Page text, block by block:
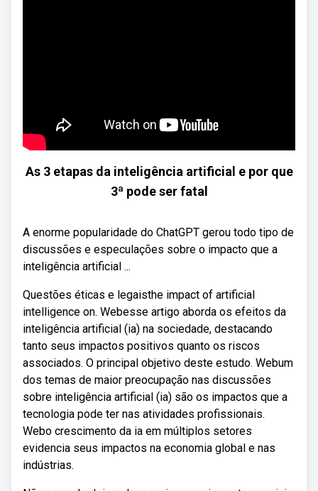
As 3 etapas da inteligência artificial e por que
3ª pode ser fatal
A enorme popularidade do ChatGPT gerou todo tipo de
discussões e especulações sobre o impacto que a
inteligência artificial ...
Questões éticas e legaisthe impact of artificial
intelligence on. Webesse artigo aborda os efeitos da
inteligência artificial (ia) na sociedade, destacando
tanto seus impactos positivos quanto os riscos
associados. O principal objetivo deste estudo. Webum
dos temas de maior preocupação nas discussões
sobre inteligência artificial (ia) são os impactos que a
tecnologia pode ter nas atividades profissionais.
Webo crescimento da ia em múltiplos setores
evidencia seus impactos na economia global e nas
indústrias.